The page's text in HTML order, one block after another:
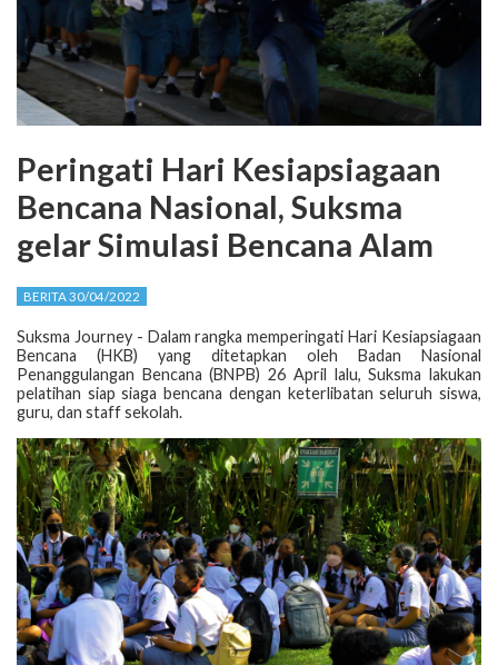
Peringati Hari Kesiapsiagaan
Bencana Nasional, Suksma
gelar Simulasi Bencana Alam
BERITA 30/04/2022
Suksma Journey - Dalam rangka memperingati Hari Kesiapsiagaan
Bencana (HKB) yang ditetapkan oleh Badan Nasional
Penanggulangan Bencana (BNPB) 26 April lalu, Suksma lakukan
pelatihan siap siaga bencana dengan keterlibatan seluruh siswa,
guru, dan staff sekolah.